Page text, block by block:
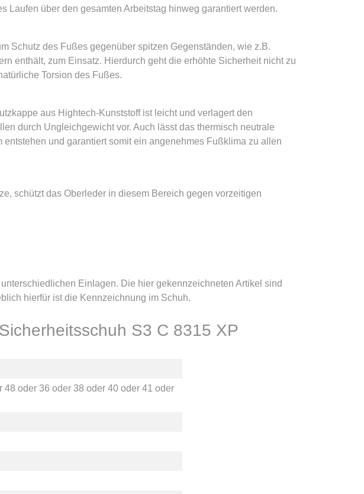
über den gesamten Arbeitstag hinweg garantiert werden.
Schutz des Fußes gegenüber spitzen Gegenständen, wie z.B.
enthält, zum Einsatz. Hierdurch geht die erhöhte Sicherheit nicht zu
Torsion des Fußes.
aus Hightech-Kunststoff ist leicht und verlagert den
durch Ungleichgewicht vor. Auch lässt das thermisch neutrale
und garantiert somit ein angenehmes Fußklima zu allen
schützt das Oberleder in diesem Bereich gegen vorzeitigen
Einlagen. Die hier gekennzeichneten Artikel sind
hierfür ist die Kennzeichnung im Schuh.
S3 C 8315 XP
48 oder 36 oder 38 oder 40oder 41 oder